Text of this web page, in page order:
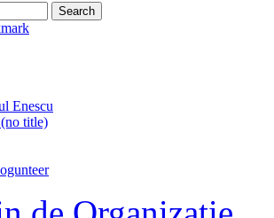
Enescu
title)